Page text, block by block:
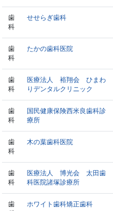
歯
科
せせらぎ歯科
歯
科
たかの歯科医院
歯
科
医療法人 裕翔会 ひまわ
りデンタルクリニック
歯
科
国民健康保険西米良歯科診
療所
歯
科
木の葉歯科医院
歯
科
医療法人 博光会 太田歯
科医院諸塚診療所
歯
ホワイト歯科矯正歯科